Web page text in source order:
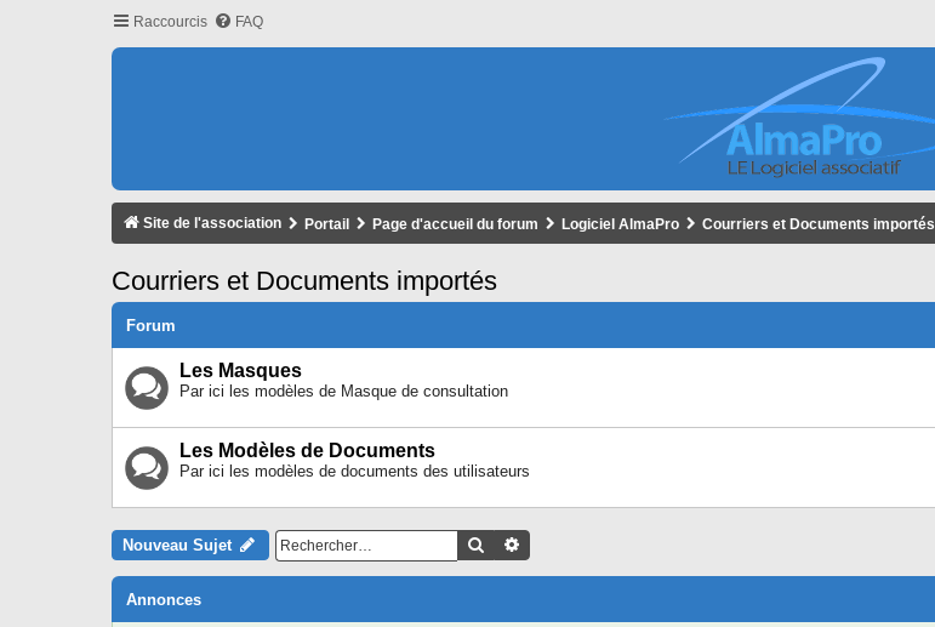
Raccourcis FAQ
Site de l'association Portail Page d'accueil du forum Logiciel AlmaPro Courriers et Documents importés
Courriers et Documents importés
Forum
Les Masques
Par ici les modèles de Masque de consultation
Les Modèles de Documents
Par ici les modèles de documents des utilisateurs
Nouveau Sujet Rechercher
Annonces